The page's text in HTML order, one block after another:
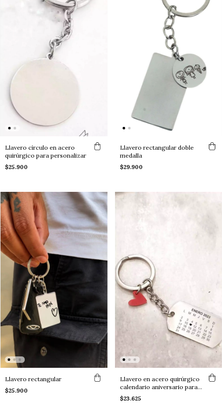
Llavero círculo en acero
quirúrgico para personalizar
$25.900
Llavero rectangular doble
medalla
$29.900
Llavero rectangular
$25.900
Llavero en acero quirúrgico
calendario aniversario para
personalizar
$23.625